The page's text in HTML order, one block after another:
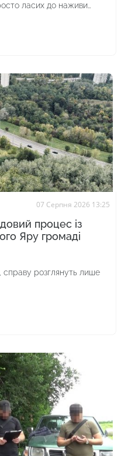
ласих до наживи
07 Серпня 2026 13:25
процес із
Яру громаді
справу розглянуть лише